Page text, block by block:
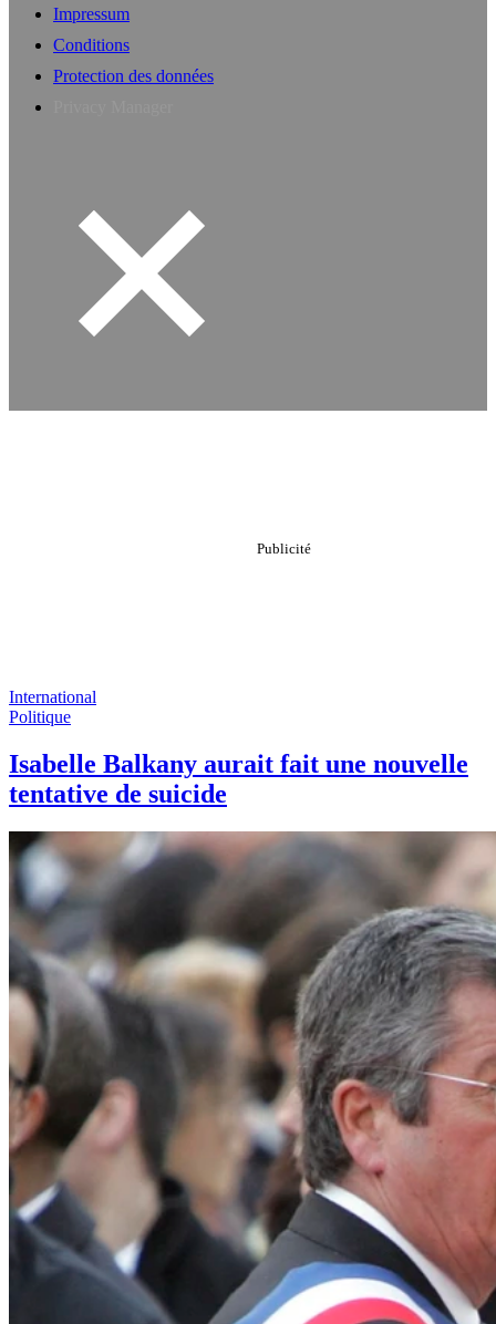
Impressum
Conditions
Protection des données
International
Politique
Isabelle Balkany aurait fait une nouvelle
tentative de suicide